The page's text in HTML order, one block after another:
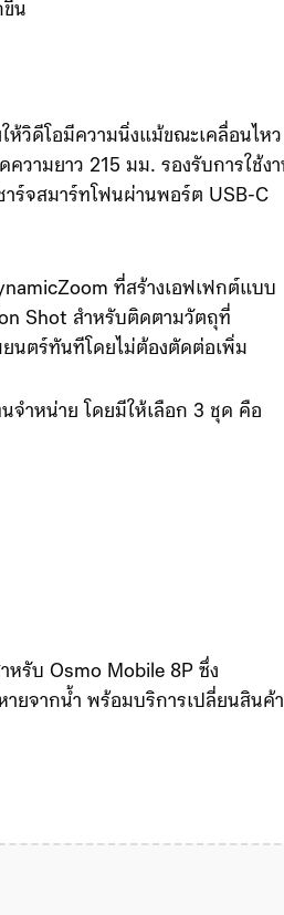
มองสร้างสรรค์ต่าง ๆ
วิดีโอมีความนิ่งแม้ขณะเคลื่อนไหว
าร์จสมาร์ทโฟนผ่านพอร์ต USB-C
Shot สำหรับติดตามวัตถุที่
จำหน่าย โดยมีให้เลือก 3 ชุด คือ
ยจากน้ำ พร้อมบริการเปลี่ยนสินค้า